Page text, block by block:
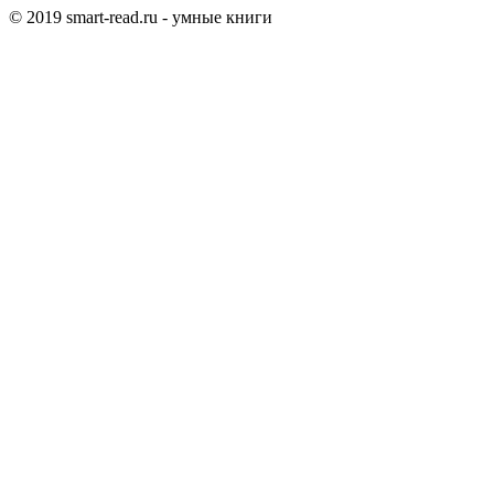
© 2019 smart-read.ru - умные книги